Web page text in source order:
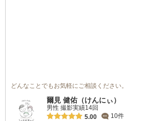
どんなことでもお気軽にご相談ください。
爾見 健佑（けんにぃ）
男性 撮影実績14回
5.00
10件